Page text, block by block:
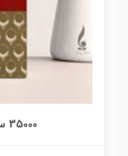
35000 سال تاریخ زیورآلات اقوام ایرانی